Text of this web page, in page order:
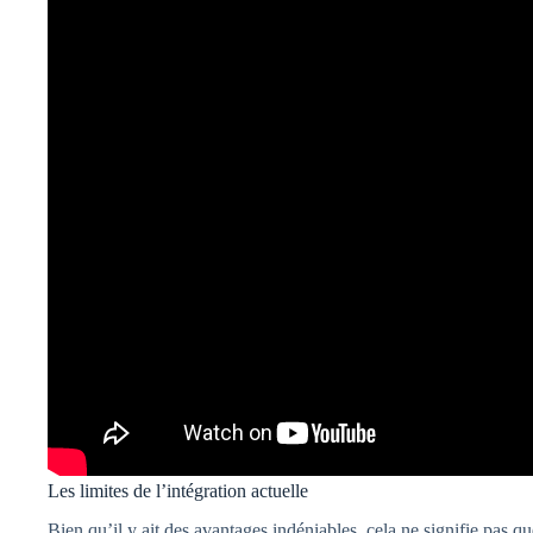
Les limites de l’intégration actuelle